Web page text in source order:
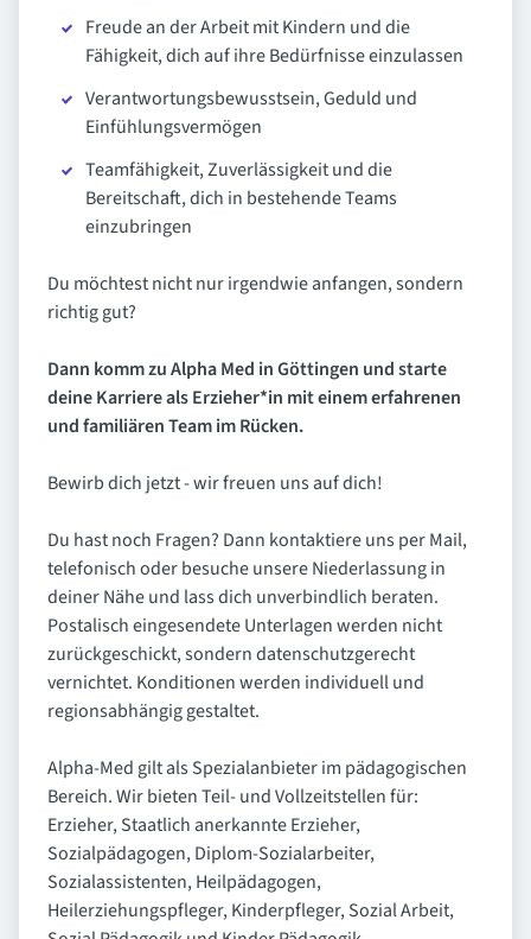
Freude an der Arbeit mit Kindern und die
Fähigkeit, dich auf ihre Bedürfnisse einzulassen
Verantwortungsbewusstsein, Geduld und
Einfühlungsvermögen
Teamfähigkeit, Zuverlässigkeit und die
Bereitschaft, dich in bestehende Teams
einzubringen
Du möchtest nicht nur irgendwie anfangen, sondern
richtig gut?
Dann komm zu Alpha Med in Göttingen und starte
deine Karriere als Erzieher*in mit einem erfahrenen
und familiären Team im Rücken.
Bewirb dich jetzt - wir freuen uns auf dich!
Du hast noch Fragen? Dann kontaktiere uns per Mail,
telefonisch oder besuche unsere Niederlassung in
deiner Nähe und lass dich unverbindlich beraten.
Postalisch eingesendete Unterlagen werden nicht
zurückgeschickt, sondern datenschutzgerecht
vernichtet. Konditionen werden individuell und
regionsabhängig gestaltet.
Alpha-Med gilt als Spezialanbieter im pädagogischen
Bereich. Wir bieten Teil- und Vollzeitstellen für:
Erzieher, Staatlich anerkannte Erzieher,
Sozialpädagogen, Diplom-Sozialarbeiter,
Sozialassistenten, Heilpädagogen,
Heilerziehungspfleger, Kinderpfleger, Sozial Arbeit,